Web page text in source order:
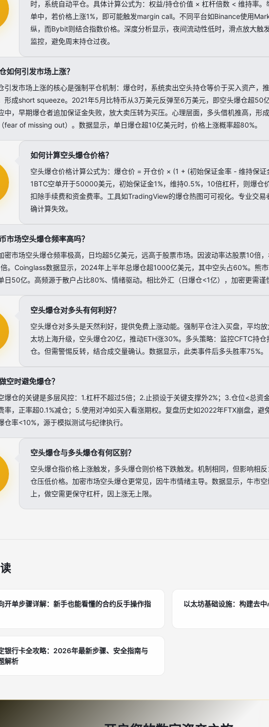
时，系统自动平仓。具体计算公式为：权益/持仓价值 × 杠杆倍数 < 维持率
单中，若价格上涨1%，即可能触发margin call。不同平台如Binance使用
纵，而Bybit则结合指数价格。深度分析显示，夜间流动性低时，滑点放大触
监控，避免周末持仓过夜。
如何引发市场上涨？
引发市场上涨的核心是强制平仓机制：爆仓时，系统卖出空头持仓等价于买入资产，
形成short squeeze。2021年5月比特币从3万美元反弹至6万美元，即空头爆仓超50亿
中，早期爆仓者追加保证金失败，放大卖压转为买压。心理层面，多头借机推高，形成
fear of missing out）。数据显示，单日爆仓超10亿美元时，价格上涨概率超80%。
如何计算空头爆仓价格？
空头爆仓价格计算公式为：爆仓价 = 开仓价 × (1 + (初始保证金率 - 维持保证
1BTC空单开于50000美元，初始保证金1%，维持0.5%，10倍杠杆，则爆仓
扣除手续费和资金费率。工具如TradingView的爆仓热图可可视化。专业交
确计算失效。
市场空头爆仓频率高吗？
密市场空头爆仓频率极高，日均超5亿美元，远高于股票市场。因波动率达股票10倍
。Coinglass数据显示，2024年上半年总爆仓超1000亿美元，其中空头占60%。熊
日50亿。高频源于散户占比80%、情绪驱动。相比外汇（日爆仓<1亿），加密更需谨
空头爆仓对多头有何利好？
空头爆仓对多头是天然利好，提供免费上涨动能。强制平仓注入买盘，平均
太坊上海升级，空头爆仓20亿，推动ETH涨30%。多头策略：监控CFTC持
仓。但需警惕反转，结合成交量确认。数据显示，此类事件后多头胜率75%。
空时避免爆仓？
爆仓的关键是多层风控：1.杠杆不超过5倍；2.止损设于关键支撑外2%；3.仓位<总资
率，正率超0.1%减仓；5.使用对冲如买入看涨期权。复盘历史如2022年FTX崩盘，避
仓率<10%，源于模拟测试与纪律执行。
空头爆仓与多头爆仓有何区别？
空头爆仓指价格上涨触发，多头爆仓则价格下跌触发。机制相同，但影响相
仓压低价格。加密市场空头爆仓更常见，因牛市情绪主导。数据显示，牛市
上，做空需更保守杠杆，因上涨无上限。
开单步骤详解：新手也能看懂的合约反手操作指
以太坊基础设施：构建去
银行卡全攻略：2026年最新步骤、安全指南与
解析